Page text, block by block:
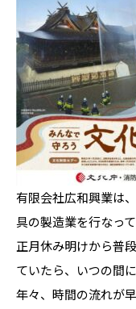
有限会社広和興業は
具の製造業を行なっ
正月休み明けから普
ていたら、いつの間
年々、時間の流れが